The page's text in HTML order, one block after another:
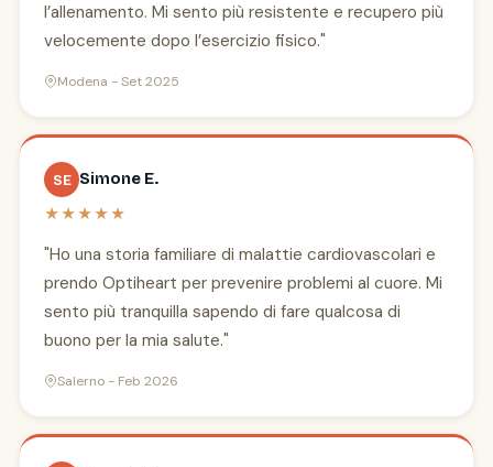
l’allenamento. Mi sento più resistente e recupero più
velocemente dopo l’esercizio fisico."
Modena - Set 2025
SE Simone E.
★★★★★
"Ho una storia familiare di malattie cardiovascolari e
prendo Optiheart per prevenire problemi al cuore. Mi
sento più tranquilla sapendo di fare qualcosa di
buono per la mia salute."
Salerno - Feb 2026